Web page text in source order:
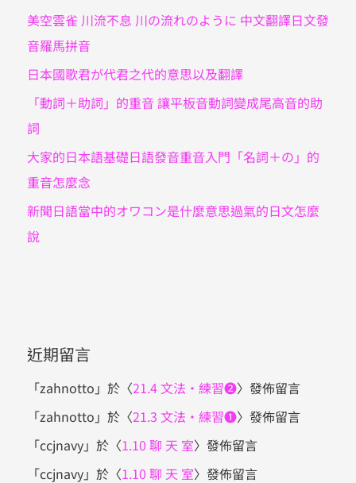
美空雲雀 川流不息 川の流れのように 中文翻譯日文發
音羅馬拼音
日本國歌君が代君之代的意思以及翻譯
「動詞＋助詞」的重音 讓平板音動詞變成尾高音的助
詞
大家的日本語基礎日語發音重音入門「名詞＋の」的
重音怎麼念
新聞日語當中的オワコン是什麼意思過氣的日文怎麼
說
近期留言
「zahnotto 」於〈21.4 文法・練習❷〉發佈留言
「zahnotto 」於〈21.3 文法・練習❶〉發佈留言
「ccjnavy」於〈1.10 聊 天 室〉發佈留言
「ccjnavy」於〈1.10 聊 天 室〉發佈留言